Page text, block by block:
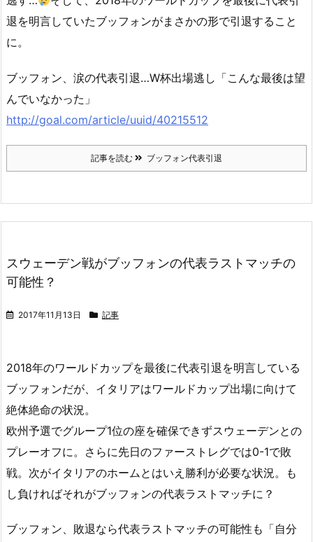
退を明言していたブッフォンがまさかの形で引退すること
に。
ブッフォン、涙の代表引退…W杯出場逃し「こんな最後は望
んでいなかった」
http://goal.com/article/uuid/40215512
記事を読む ブッフォン代表引退
スウェーデン戦がブッフォンの代表ラストマッチの
可能性？
2017年11月13日 記事
2018年のワールドカップを最後に代表引退を明言している
ブッフォンだが、イタリアはワールドカップ出場に向けて
絶体絶命の状況。
欧州予選でグループ1位の座を確保できずスウェーデンとの
プレーオフに。さらに先日のファーストレグでは0-1で敗
戦。次がイタリアのホームとはいえ勝利が必要な状況。も
し負ければそれがブッフォンの代表ラストマッチに？
ブッフォン、敗退なら代表ラストマッチの可能性も「自分